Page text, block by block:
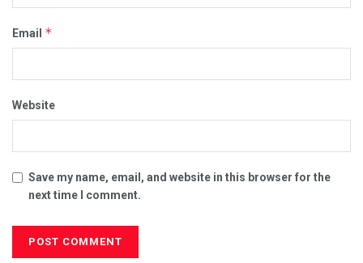
Email *
Website
Save my name, email, and website in this browser for the
next time I comment.